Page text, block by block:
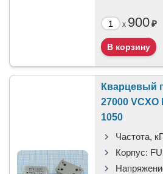
x 900₽
Кварцевый
27000 VCXO
1050
Частота,
Корпус: